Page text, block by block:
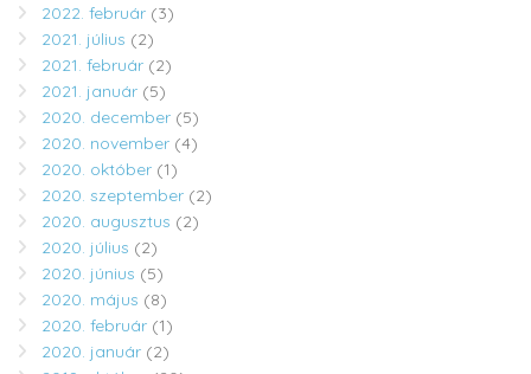
2022. február (3)
2021. július (2)
2021. február (2)
2021. január (5)
2020. december (5)
2020. november (4)
2020. október (1)
2020. szeptember (2)
2020. augusztus (2)
2020. július (2)
2020. június (5)
2020. május (8)
2020. február (1)
2020. január (2)